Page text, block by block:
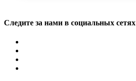
Следите за нами в социальных сетях